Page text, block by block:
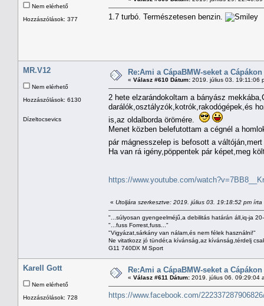
Nem elérhető
Hozzászólások: 377
1.7 turbó. Természetesen benzin.
MR.V12
Nem elérhető
Hozzászólások: 6130
Dízeltocsevics
Re:Ami a CápaBMW-seket a
« Válasz #610 Dátum: 2019. július 03. 19:11:06
2 hete elzarándokoltam a bányász
darálók,osztályzók,kotrók,rakodógépek,és
is,az oldalborda örömére.
Menet közben belefutottam a cégnél a
pár mágnesszelep is befosott a
Ha van rá igény,pöppentek pár képet,meg
https://www.youtube.com/
« Utoljára szerkesztve: 2019. július 03. 19:18:52 pm írta
"...súlyosan gyengeelméjű,a debilitás határán áll,iq-ja
"...fuss Forrest,fuss..."
"Vigyázat,sárkány van nálam,és nem félek használni!"
Ne vitatkozz jó tündér,a kívánság,az kívánság,térdelj
G11 740DX M Sport
Karell Gott
Nem elérhető
Hozzászólások: 728
Re:Ami a CápaBMW-seket a
« Válasz #611 Dátum: 2019. július 06. 09:29:04
https://www.facebook.com/